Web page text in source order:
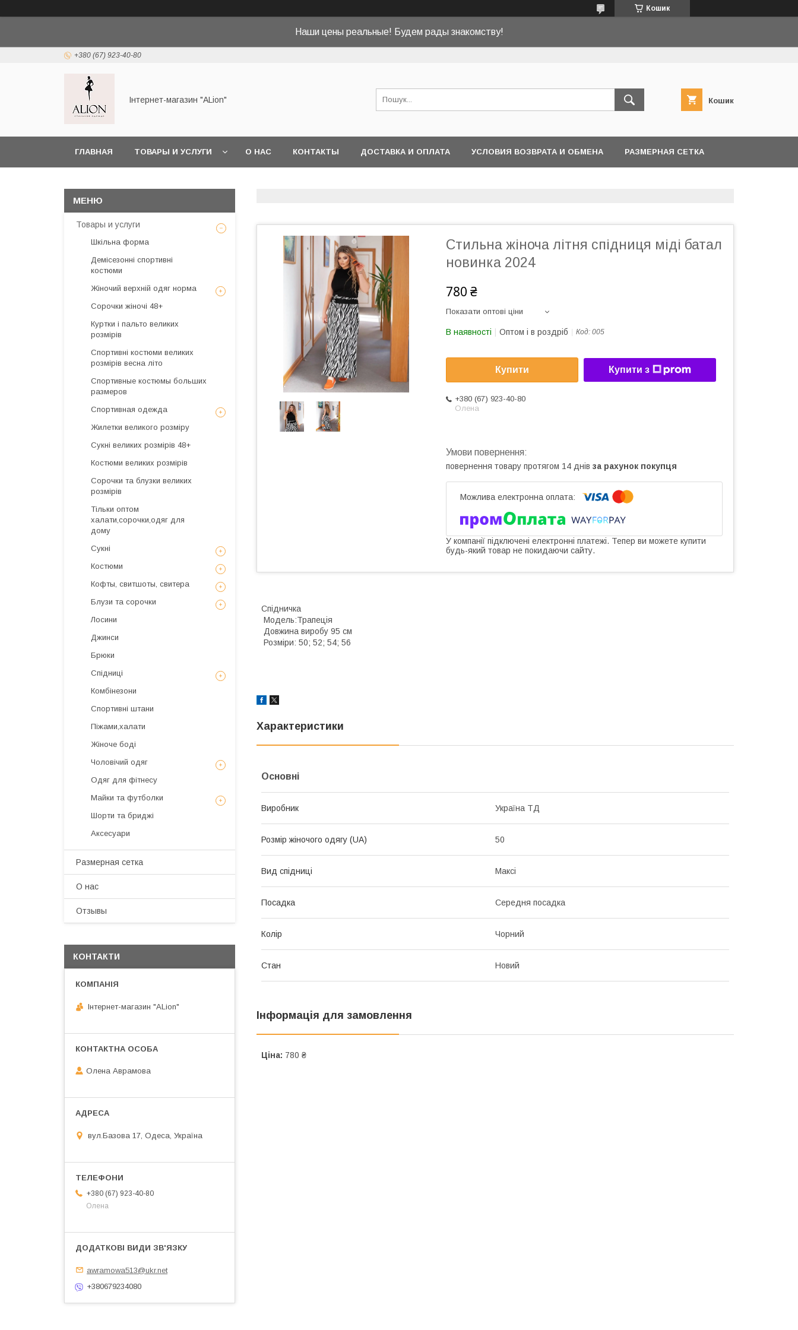
Кошик
Наши цены реальные! Будем рады знакомству!
+380 (67) 923-40-80
Інтернет-магазин "ALіon" Кошик
ГЛАВНАЯ ТОВАРЫ И УСЛУГИ О НАС КОНТАКТЫ ДОСТАВКА И ОПЛАТА УСЛОВИЯ ВОЗВРАТА И ОБМЕНА РАЗМЕРНАЯ СЕТКА
Стильна жіноча літня спідниця міді батал
новинка 2024
780 ₴
Показати оптові ціни
В наявності Оптом і в роздріб Код: 005
Купити Купити з
+380 (67) 923-40-80
Олена
повернення товару протягом 14 днів за рахунок покупця
У компанії підключені електронні платежі. Тепер ви можете купити
будь-який товар не покидаючи сайту.
Спідничка
Модель:Трапеція
Довжина виробу 95 см
Розміри: 50; 52; 54; 56
Характеристики
Основні
Виробник Україна ТД
Розмір жіночого одягу (UA) 50
Вид спідниці Максі
Посадка Середня посадка
Колір Чорний
Стан Новий
Інформація для замовлення
Ціна: 780 ₴
Товары и услуги
Шкільна форма
Демісезонні спортивні
костюми
Жіночий верхній одяг норма
Сорочки жіночі 48+
Куртки і пальто великих
розмірів
Спортивні костюми великих
розмірів весна літо
Спортивные костюмы больших
размеров
Спортивная одежда
Жилетки великого розміру
Сукні великих розмірів 48+
Костюми великих розмірів
Сорочки та блузки великих
розмірів
Тільки оптом
халати,сорочки,одяг для
дому
Сукні
Костюми
Кофты, свитшоты, свитера
Блузи та сорочки
Лосини
Джинси
Брюки
Спідниці
Комбінезони
Спортивні штани
Піжами,халати
Жіноче боді
Чоловічий одяг
Одяг для фітнесу
Майки та футболки
Шорти та бриджі
Аксесуари
Размерная сетка
О нас
Отзывы
КОНТАКТИ
Інтернет-магазин "ALіon"
Олена Аврамова
вул.Базова 17, Одеса, Україна
+380 (67) 923-40-80
Олена
awramowa513@ukr.net
+380679234080